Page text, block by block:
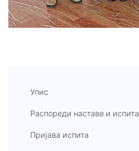
Упис
Распореди наставе и испита
Пријава испита